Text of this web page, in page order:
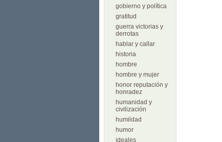
gobierno y política
gratitud
guerra victorias y
derrotas
hablar y callar
historia
hombre
hombre y mujer
honor reputación y
honradez
humanidad y
civilización
humildad
humor
ideales